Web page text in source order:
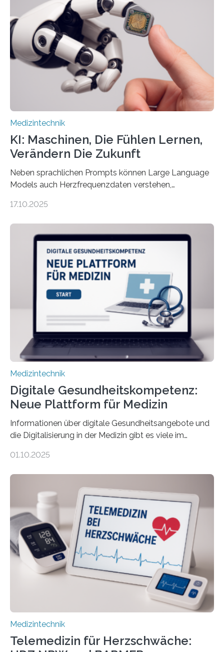
HSHL verantwortet die wissenschaftliche Begleitung
sowie die KI-gestützte Datenauswertung. Das Ziel ist
die Entwicklung eines berührungslosen
Assistenzsystems, das den Zustand der Person
kontinuierlich erfasst, pflegende Personen unterstützt
und in Notfällen selbstständig Alarm schlägt. „Die Idee
Medizintechnik
KI: Maschinen, Die Fühlen Lernen,
Verändern Die Zukunft
Neben sprachlichen Prompts können Large Language
Models auch Herzfrequenzdaten verstehen,
haben Dr. Morris Gellisch, ehemals an der Ruhr-
und Boris Burr von der Ruhr-Universität Bochum in
dafür eine technische Schnittstelle, über die
physiologische Daten in Echtzeit an das Sprachmodell
übermittelt werden können. Die Künstliche Intelligenz
kann dadurch auch die Sprache des Körpers
einbeziehen, auf die Menschen keinen bewussten
Einfluss nehmen. Das eröffnet…
17.10.2025
Medizintechnik
Digitale Gesundheitskompetenz:
Neue Plattform für Medizin
Informationen über digitale Gesundheitsangebote und
die Digitalisierung in der Medizin gibt es viele im
seriösen und wissenschaftlich abgesicherten Inhalten?
Forscherinnen der Technischen Universität Dresden
(TUD) richtet sich das Portal sowohl an Patientinnen
und Patienten, aber ebenso an medizinisches
Fachpersonal. Für all diese Zielgruppen bietet sie
speziell zugeschnittene Informationen, um deren
digitale Gesundheitskompetenz zu steigern. MiHUBx ist
01.10.2025
Medizintechnik
Telemedizin für Herzschwäche: